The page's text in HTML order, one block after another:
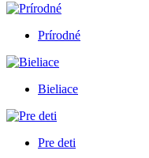
Prírodné
Bieliace
Pre deti